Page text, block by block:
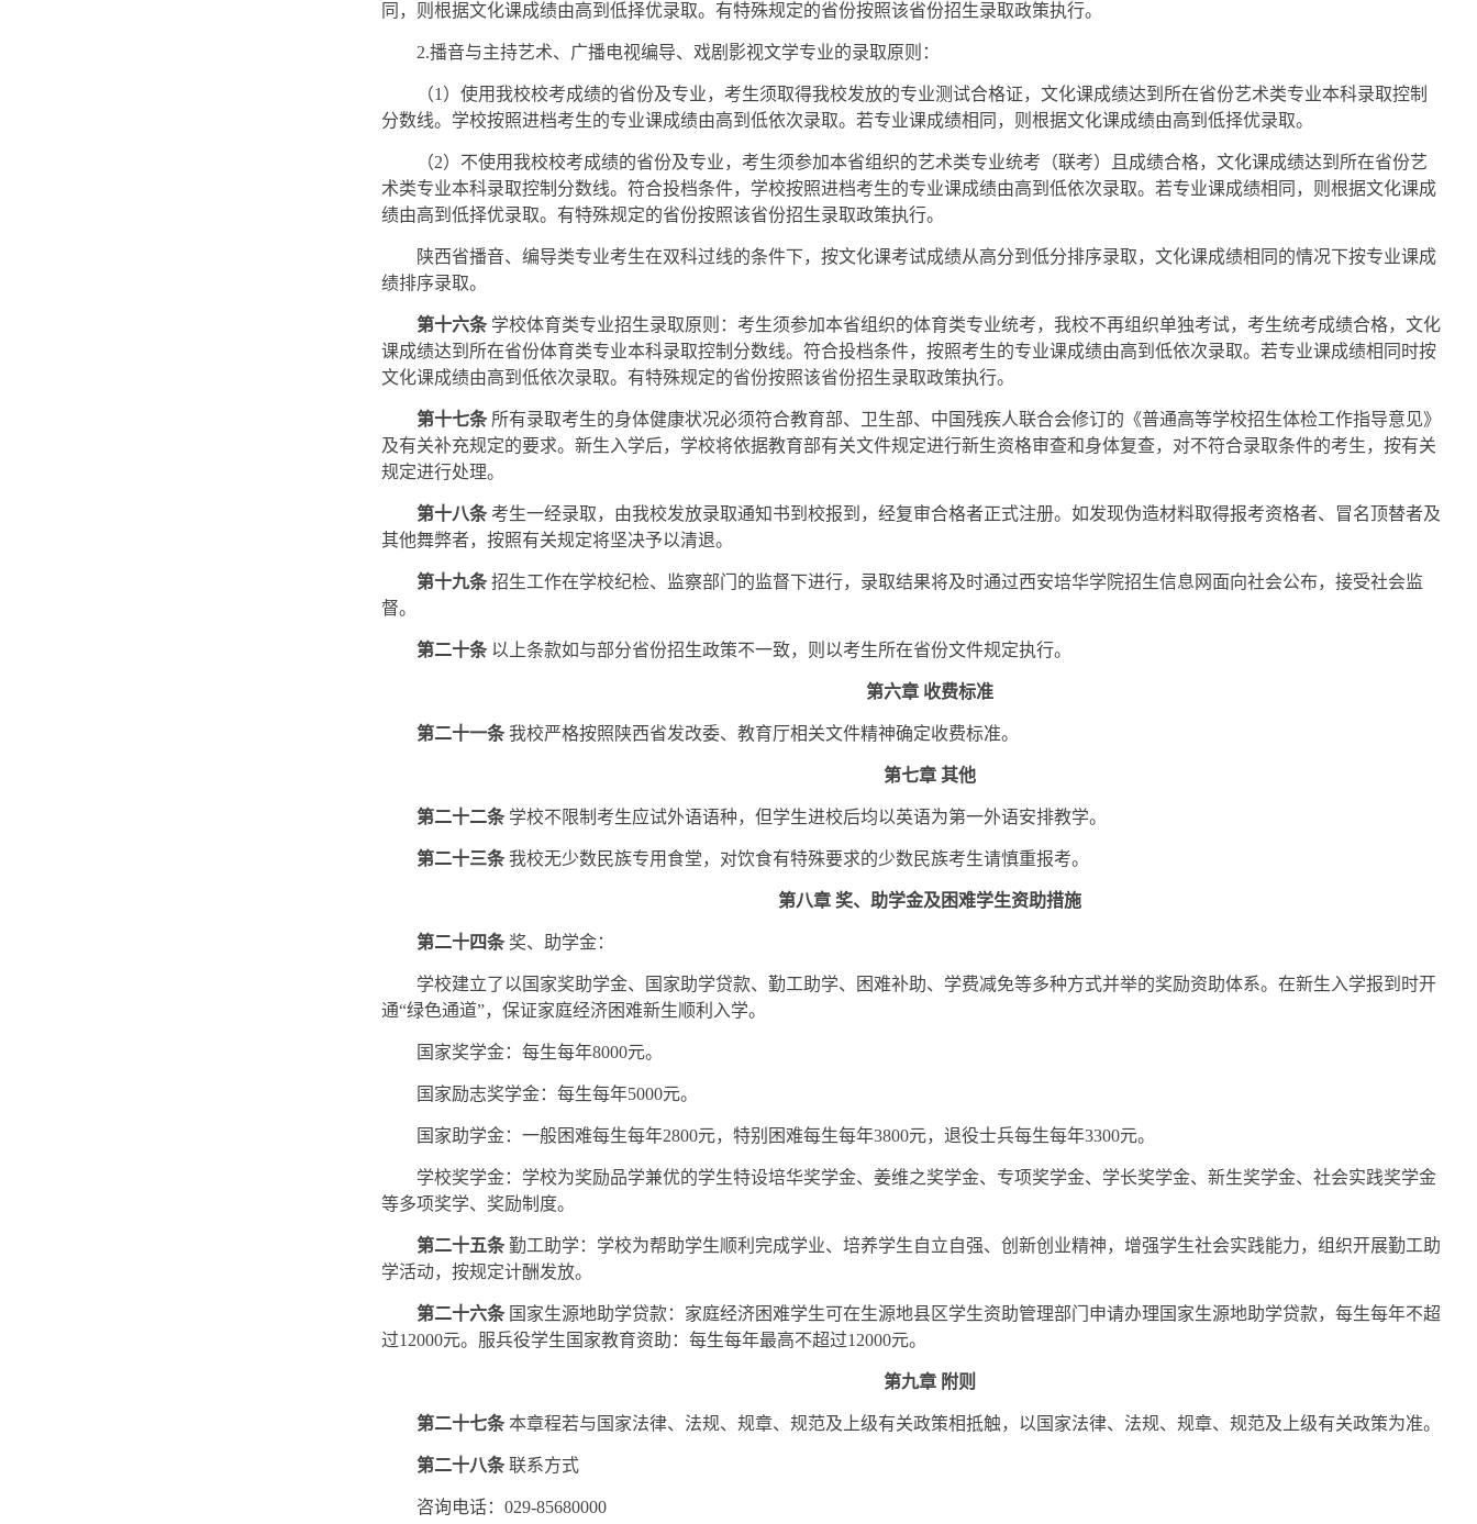
同，则根据文化课成绩由高到低择优录取。有特殊规定的省份按照该省份招生录取政策执行。
2.播音与主持艺术、广播电视编导、戏剧影视文学专业的录取原则：
（1）使用我校校考成绩的省份及专业，考生须取得我校发放的专业测试合格证，文化课成绩达到所在省份艺术类专业本科录取控制
分数线。学校按照进档考生的专业课成绩由高到低依次录取。若专业课成绩相同，则根据文化课成绩由高到低择优录取。
（2）不使用我校校考成绩的省份及专业，考生须参加本省组织的艺术类专业统考（联考）且成绩合格，文化课成绩达到所在省份艺
术类专业本科录取控制分数线。符合投档条件，学校按照进档考生的专业课成绩由高到低依次录取。若专业课成绩相同，则根据文化课成
绩由高到低择优录取。有特殊规定的省份按照该省份招生录取政策执行。
陕西省播音、编导类专业考生在双科过线的条件下，按文化课考试成绩从高分到低分排序录取，文化课成绩相同的情况下按专业课成
绩排序录取。
第十六条 学校体育类专业招生录取原则：考生须参加本省组织的体育类专业统考，我校不再组织单独考试，考生统考成绩合格，文化
课成绩达到所在省份体育类专业本科录取控制分数线。符合投档条件，按照考生的专业课成绩由高到低依次录取。若专业课成绩相同时按
文化课成绩由高到低依次录取。有特殊规定的省份按照该省份招生录取政策执行。
第十七条 所有录取考生的身体健康状况必须符合教育部、卫生部、中国残疾人联合会修订的《普通高等学校招生体检工作指导意见》
及有关补充规定的要求。新生入学后，学校将依据教育部有关文件规定进行新生资格审查和身体复查，对不符合录取条件的考生，按有关
规定进行处理。
第十八条 考生一经录取，由我校发放录取通知书到校报到，经复审合格者正式注册。如发现伪造材料取得报考资格者、冒名顶替者及
其他舞弊者，按照有关规定将坚决予以清退。
第十九条 招生工作在学校纪检、监察部门的监督下进行，录取结果将及时通过西安培华学院招生信息网面向社会公布，接受社会监
督。
第二十条 以上条款如与部分省份招生政策不一致，则以考生所在省份文件规定执行。
第六章 收费标准
第二十一条 我校严格按照陕西省发改委、教育厅相关文件精神确定收费标准。
第七章 其他
第二十二条 学校不限制考生应试外语语种，但学生进校后均以英语为第一外语安排教学。
第二十三条 我校无少数民族专用食堂，对饮食有特殊要求的少数民族考生请慎重报考。
第八章 奖、助学金及困难学生资助措施
第二十四条 奖、助学金：
学校建立了以国家奖助学金、国家助学贷款、勤工助学、困难补助、学费减免等多种方式并举的奖励资助体系。在新生入学报到时开
通“绿色通道”，保证家庭经济困难新生顺利入学。
国家奖学金：每生每年8000元。
国家励志奖学金：每生每年5000元。
国家助学金：一般困难每生每年2800元，特别困难每生每年3800元，退役士兵每生每年3300元。
学校奖学金：学校为奖励品学兼优的学生特设培华奖学金、姜维之奖学金、专项奖学金、学长奖学金、新生奖学金、社会实践奖学金
等多项奖学、奖励制度。
第二十五条 勤工助学：学校为帮助学生顺利完成学业、培养学生自立自强、创新创业精神，增强学生社会实践能力，组织开展勤工助
学活动，按规定计酬发放。
第二十六条 国家生源地助学贷款：家庭经济困难学生可在生源地县区学生资助管理部门申请办理国家生源地助学贷款，每生每年不超
过12000元。服兵役学生国家教育资助：每生每年最高不超过12000元。
第九章 附则
第二十七条 本章程若与国家法律、法规、规章、规范及上级有关政策相抵触，以国家法律、法规、规章、规范及上级有关政策为准。
第二十八条 联系方式
咨询电话：029-85680000